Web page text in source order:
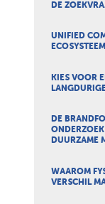
DE
UNIFIED
KIES VOOR
DE
DUURZAME
WAAROM
VERSCHIL